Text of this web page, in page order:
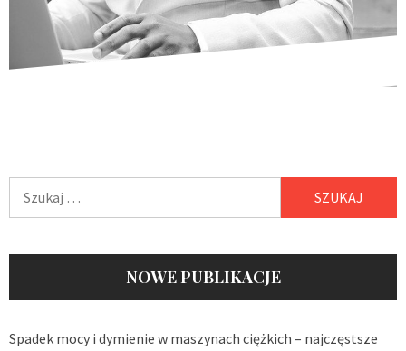
Szukaj:
NOWE PUBLIKACJE
Spadek mocy i dymienie w maszynach ciężkich – najczęstsze